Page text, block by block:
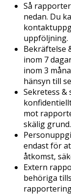
Så
nedan. Du
uppföljning.
Bekräftelse
inom 7
inom 3
hänsyn till
Sekretess &
mot
skälig grund.
endast för
åtkomst,
Extern
behöriga